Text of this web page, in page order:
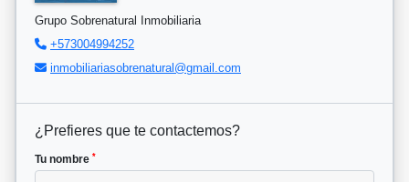
Grupo Sobrenatural Inmobiliaria
+573004994252
inmobiliariasobrenatural@gmail.com
¿Prefieres que te contactemos?
Tu nombre *